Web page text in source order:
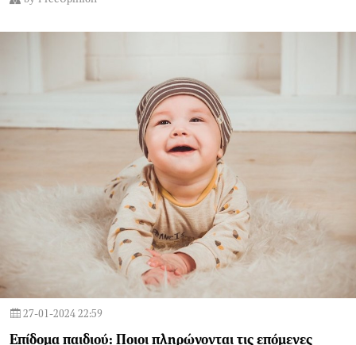
27-01-2024 22:59
Επίδομα παιδιού: Ποιοι πληρώνονται τις επόμενες